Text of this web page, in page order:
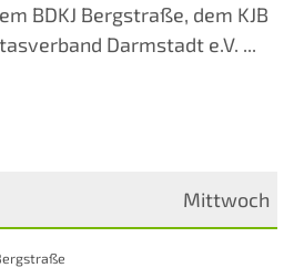
BDKJ Bergstraße, dem KJB
Darmstadt e.V. ...
Mittwoch